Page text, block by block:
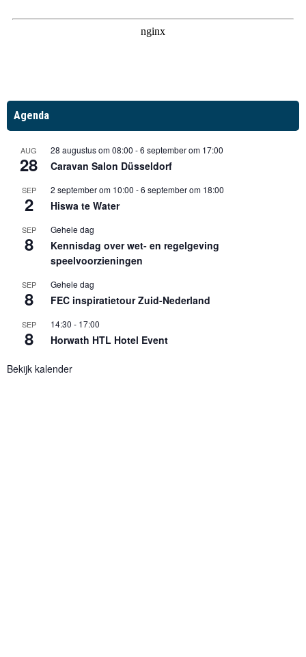
Agenda
AUG
28
28 augustus om 08:00 -6 september om 17:00
Caravan Salon Düsseldorf
SEP
2
2 september om 10:00 -6 september om 18:00
Hiswa te Water
SEP
8
Gehele dag
Kennisdag over wet- en regelgeving
speelvoorzieningen
SEP
8
Gehele dag
FEC inspiratietour Zuid-Nederland
SEP
8
14:30 - 17:00
Horwath HTL Hotel Event
Bekijk kalender